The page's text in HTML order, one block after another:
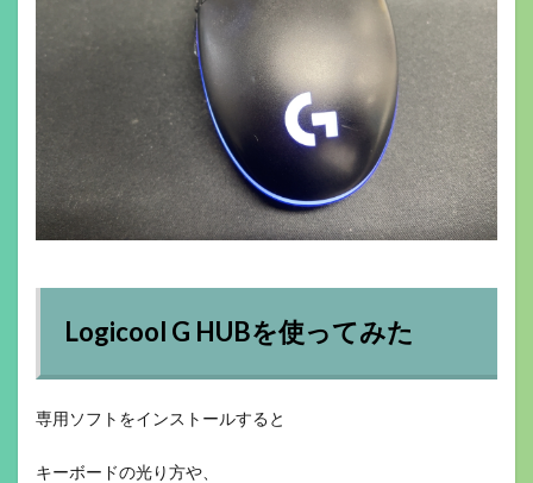
Logicool G HUBを使ってみた
専用ソフトをインストールすると
キーボードの光り方や、